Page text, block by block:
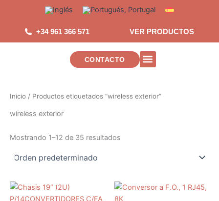
contenido
+34 961 366 571 VER PRODUCTOS
CONTACTO
Inicio / Productos etiquetados “wireless exterior”
wireless exterior
Mostrando 1–12 de 35 resultados